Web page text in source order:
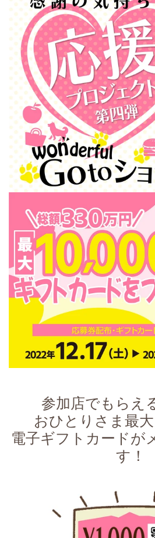
参加店でもらえ
おひとりさま最
電子ギフトカードが
す！